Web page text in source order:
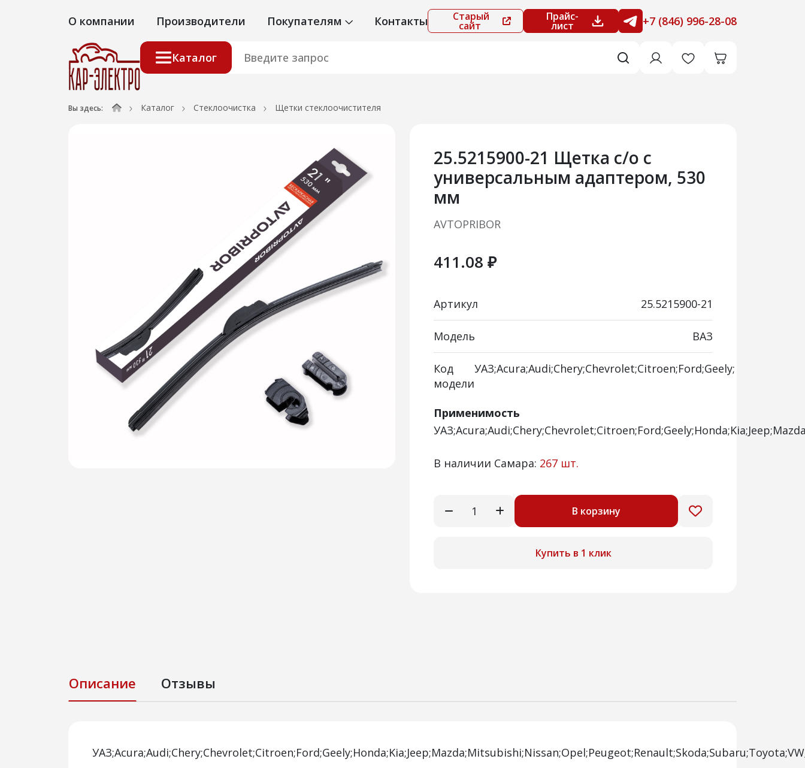
О компании Производители Покупателям Контакты Старый
сайт
Прайс-
лист +7 (846) 996-28-08
Каталог
Вы здесь: Каталог Стеклоочистка Щетки стеклоочистителя
25.5215900-21 Щетка с/о с
универсальным адаптером, 530
мм
AVTOPRIBOR
411.08 ₽
Артикул 25.5215900-21
Модель ВАЗ
Код
модели
УАЗ;Acura;Audi;Chery;Chevrolet;Citroen;Ford;Geely;
Применимость
В наличии Самара: 267 шт.
В корзину
Купить в 1 клик
Описание Отзывы